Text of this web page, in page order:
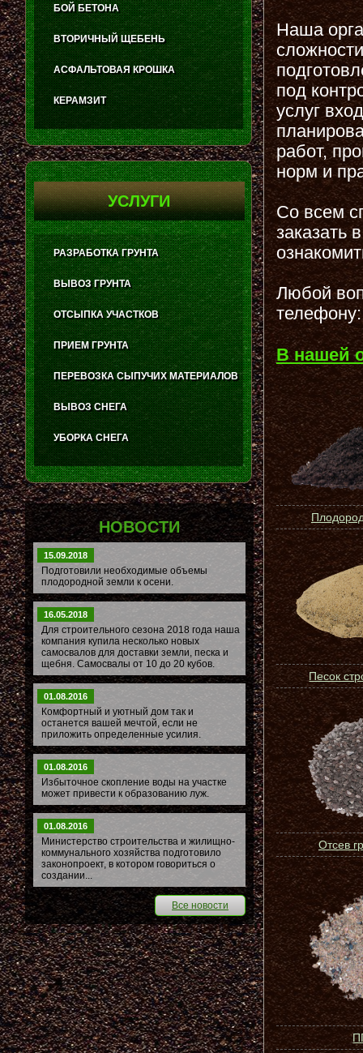
Наша
под
услуг
работ,
норм и
Со всем
заказать
Любой
В нашей
Песок
Отсев
БОЙ БЕТОНА
ВТОРИЧНЫЙ ЩЕБЕНЬ
АСФАЛЬТОВАЯ КРОШКА
КЕРАМЗИТ
УСЛУГИ
РАЗРАБОТКА ГРУНТА
ВЫВОЗ ГРУНТА
ОТСЫПКА УЧАСТКОВ
ПРИЕМ ГРУНТА
ПЕРЕВОЗКА СЫПУЧИХ МАТЕРИАЛОВ
ВЫВОЗ СНЕГА
УБОРКА СНЕГА
НОВОСТИ
15.09.2018
Подготовили необходимые объемы
плодородной земли к осени.
16.05.2018
Для строительного сезона 2018 года наша
компания купила несколько новых
самосвалов для доставки земли, песка и
щебня. Самосвалы от 10 до 20 кубов.
01.08.2016
Комфортный и уютный дом так и
останется вашей мечтой, если не
приложить определенные усилия.
01.08.2016
Избыточное скопление воды на участке
может привести к образованию луж.
01.08.2016
Министерство строительства и жилищно-
коммунального хозяйства подготовило
законопроект, в котором говориться о
создании...
Все новости